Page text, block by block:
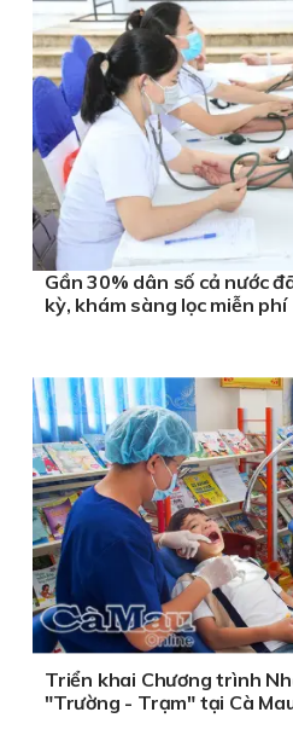
Gần 30% dân số cả nước
kỳ, khám sàng lọc miễn phí
Triển khai Chương trình
"Trường - Trạm" tại Cà